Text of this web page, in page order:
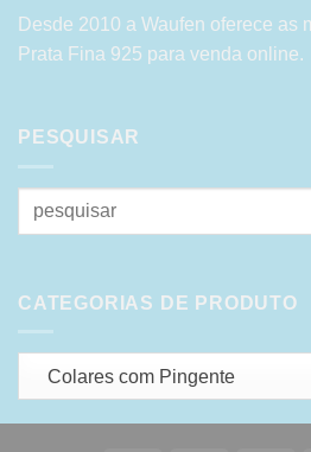
Desde 2010 a Waufen oferece as
Prata Fina 925 para venda online.
PESQUISAR
Pesquisar
por:
CATEGORIAS DE PRODUTO
Colares com Pingente